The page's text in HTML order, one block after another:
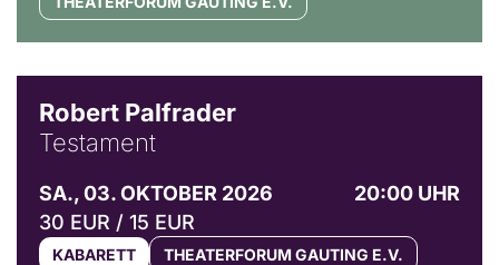
Robert Palfrader
Testament
SA., 03. OKTOBER 2026
20:00 UHR
30 EUR / 15 EUR
KABARETT THEATERFORUM GAUTING E.V.